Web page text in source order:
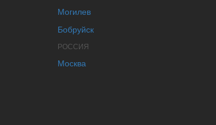
Могилев
Бобруйск
РОССИЯ
Москва